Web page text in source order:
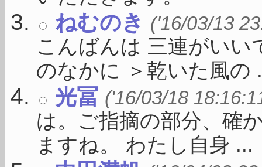
ねむのき ('16/03/13
こんばんは 三連がい
のなかに ＞乾いた風の
光冨 ('16/03/18
は。ご指摘の部分、確
ますね。 わたし自身 ...